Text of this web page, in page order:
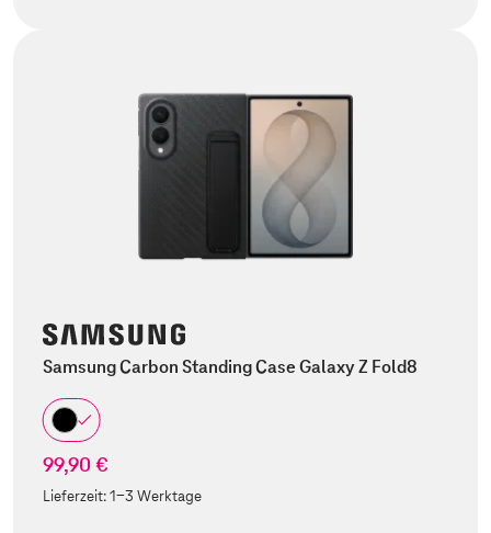
Samsung Carbon Standing Case Galaxy Z Fold8
99,90 €
Lieferzeit:1-3 Werktage